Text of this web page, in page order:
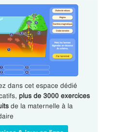
dans cet espace dédié
plus de 3000 exercices
de la maternelle à la